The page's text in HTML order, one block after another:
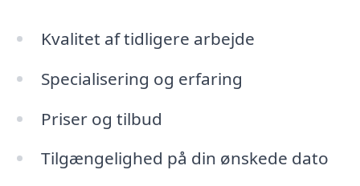
Kvalitet af tidligere arbejde
Specialisering og erfaring
Priser og tilbud
Tilgængelighed på din ønskede dato